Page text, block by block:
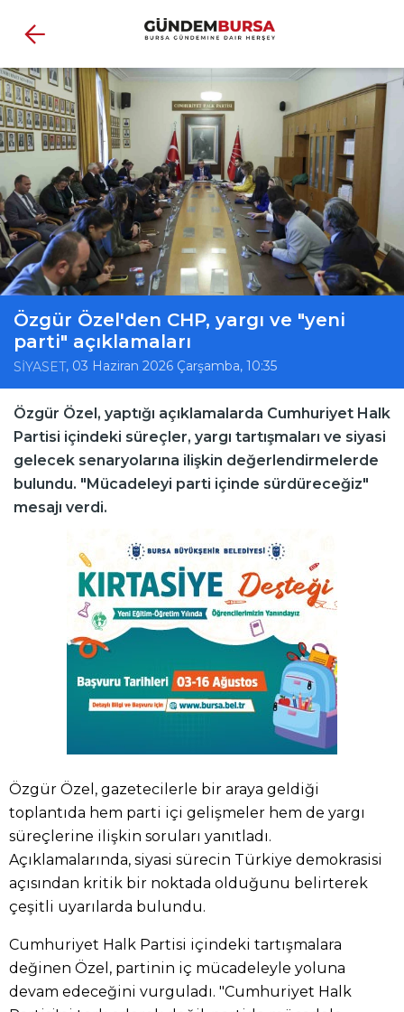
Özgür Özel'den CHP, yargı ve "yeni
parti" açıklamaları
SİYASET, 03 Haziran 2026 Çarşamba, 10:35
Özgür Özel, yaptığı açıklamalarda Cumhuriyet Halk
Partisi içindeki süreçler, yargı tartışmaları ve siyasi
gelecek senaryolarına ilişkin değerlendirmelerde
bulundu. "Mücadeleyi parti içinde sürdüreceğiz"
mesajı verdi.
Özgür Özel, gazetecilerle bir araya geldiği
toplantıda hem parti içi gelişmeler hem de yargı
süreçlerine ilişkin soruları yanıtladı.
Açıklamalarında, siyasi sürecin Türkiye demokrasisi
açısından kritik bir noktada olduğunu belirterek
çeşitli uyarılarda bulundu.
Cumhuriyet Halk Partisi içindeki tartışmalara
değinen Özel, partinin iç mücadeleyle yoluna
devam edeceğini vurguladı. "Cumhuriyet Halk